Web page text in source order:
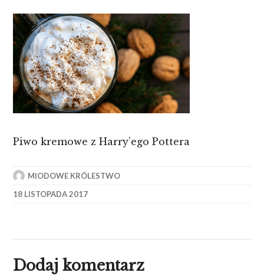
Piwo kremowe z Harry’ego Pottera
MIODOWE KRÓLESTWO
18 LISTOPADA 2017
Dodaj komentarz